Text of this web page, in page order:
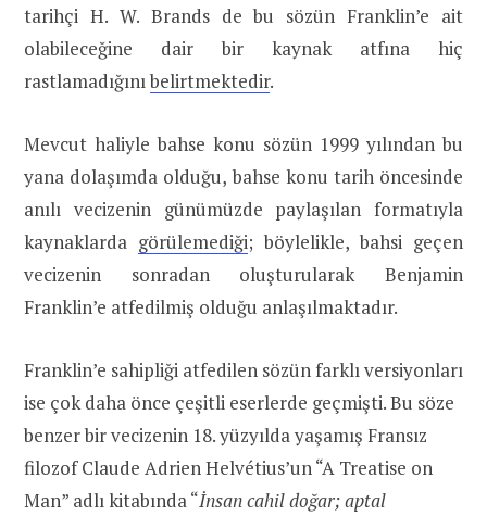
tarihçi H. W. Brands de bu sözün Franklin’e ait
olabileceğine dair bir kaynak atfına hiç
rastlamadığınıbelirtmektedir.
Mevcut haliyle bahse konu sözün 1999 yılından bu
yana dolaşımda olduğu, bahse konu tarih öncesinde
anılı vecizenin günümüzde paylaşılan formatıyla
kaynaklarda görülemediği; böylelikle, bahsi geçen
vecizenin sonradan oluşturularak Benjamin
Franklin’e atfedilmiş olduğu anlaşılmaktadır.
Franklin’e sahipliği atfedilen sözün farklı versiyonları
ise çok daha önce çeşitli eserlerde geçmişti. Bu söze
benzer bir vecizenin 18. yüzyılda yaşamış Fransız
filozof Claude Adrien Helvétius’un “A Treatise on
Man” adlı kitabında “İnsan cahil doğar; aptal